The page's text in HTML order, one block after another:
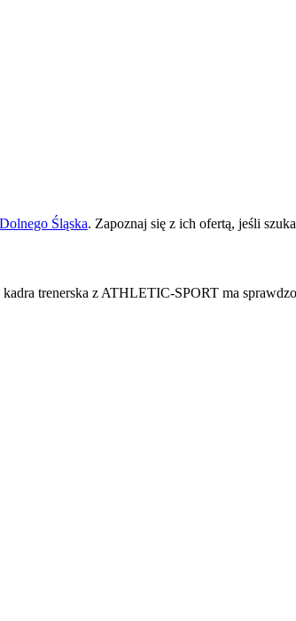
Śląska. Zapoznaj się z ich ofertą, jeśli
trenerska z ATHLETIC-SPORT ma